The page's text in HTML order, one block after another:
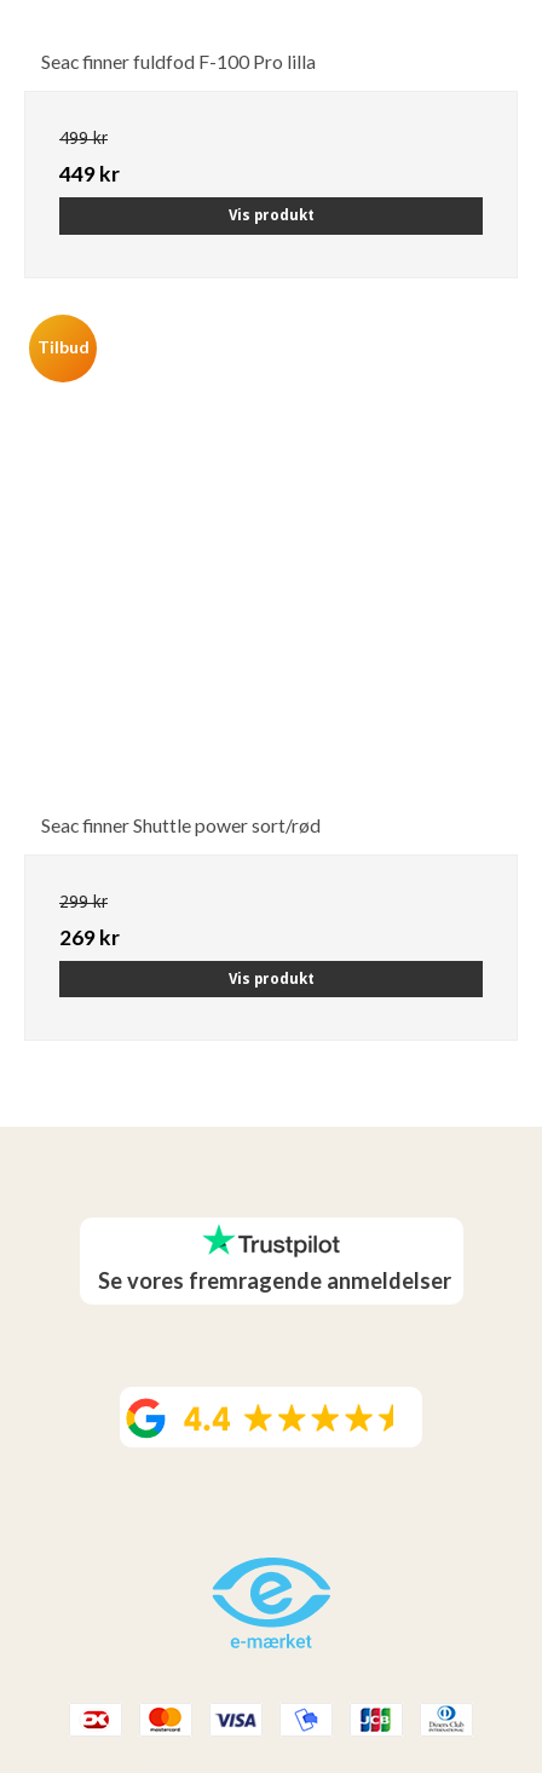
Seac finner fuldfod F-100 Pro lilla
499 kr
449 kr
Vis produkt
Tilbud
Seac finner Shuttle power sort/rød
299 kr
269 kr
Vis produkt
Se vores fremragende anmeldelser